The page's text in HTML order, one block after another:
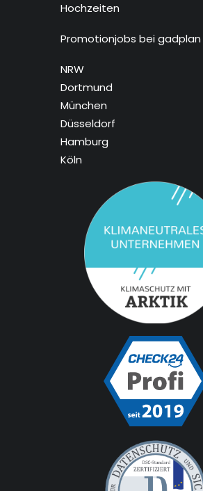
Hochzeiten
Promotionjobs bei gadplan
NRW
Dortmund
München
Düsseldorf
Hamburg
Köln